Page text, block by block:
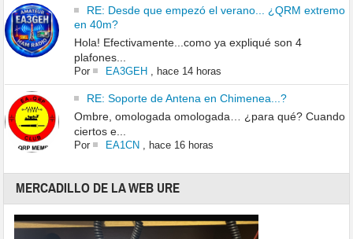
RE: Desde que empezó el verano... ¿QRM extremo
en 40m?
Hola! Efectivamente...como ya expliqué son 4
plafones...
Por EA3GEH , hace 14 horas
RE: Soporte de Antena en Chimenea...?
Ombre, omologada omologada… ¿para qué? Cuando
ciertos e...
Por EA1CN , hace 16 horas
MERCADILLO DE LA WEB URE